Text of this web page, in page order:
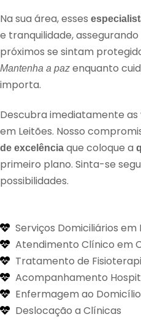
Na sua área, esses
e tranquilidade,
próximos se sintam
Mantenha a paz enquanto
importa.
Descubra imediatamente as
em Leitões. Nosso
de excelência que coloque a
primeiro plano. Sinta-se
possibilidades.
Serviços Domiciliários em
Atendimento Clínico em
Tratamento de
Acompanhamento
Enfermagem ao
Deslocação a Clínicas